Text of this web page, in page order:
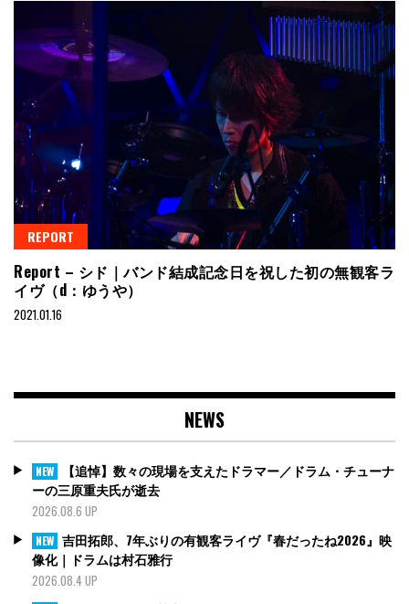
REPORT
Report – シド｜バンド結成記念日を祝した初の無観客ラ
イヴ（d：ゆうや）
2021.01.16
NEWS
NEW
【追悼】数々の現場を支えたドラマー／ドラム・チューナ
ーの三原重夫氏が逝去
2026.08.6 UP
NEW 吉田拓郎、7年ぶりの有観客ライヴ『春だったね2026』映
像化｜ドラムは村石雅行
2026.08.4 UP